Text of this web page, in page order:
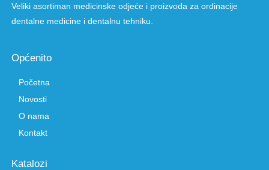
Veliki asortiman medicinske odjeće i proizvoda za ordinacije
dentalne medicine i dentalnu tehniku.
Općenito
Početna
Novosti
O nama
Kontakt
Katalozi